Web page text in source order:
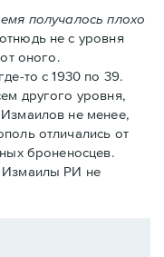
получалось плохо
не с уровня
оного.
то с 1930 по 39.
другого уровня,
не менее,
отличались от
броненосцев.
РИ не